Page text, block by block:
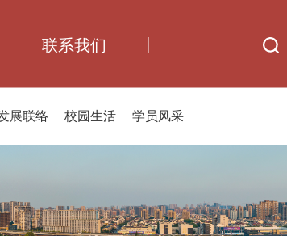
联系我们
展联络 校园生活 学员风采